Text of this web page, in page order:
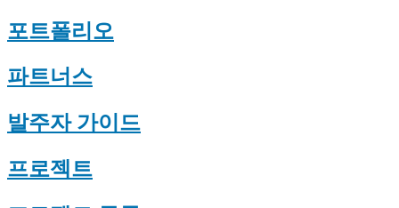
포트폴리오
파트너스
발주자 가이드
프로젝트